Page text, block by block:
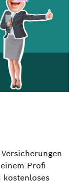
Profi
kostenloses